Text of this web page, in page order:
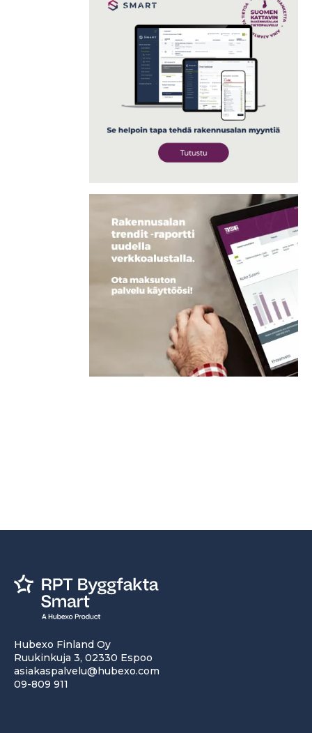
Hubexo Finland Oy
Ruukinkuja 3, 02330 Espoo
asiakaspalvelu@hubexo.com
09-809 911